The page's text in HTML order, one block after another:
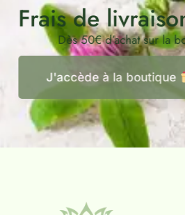
Frais de
Dès 50€ d’achat sur
J'accède à la